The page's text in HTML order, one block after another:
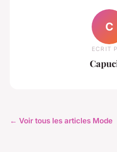
C
ECRIT
← Voir tous les articles Mode